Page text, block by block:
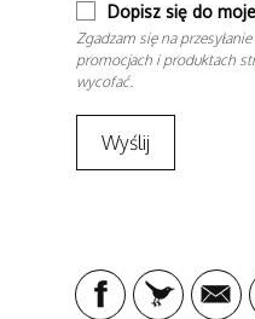
Dopisz się do
Zgadzam się na
promocjach i produktach
wycofać.